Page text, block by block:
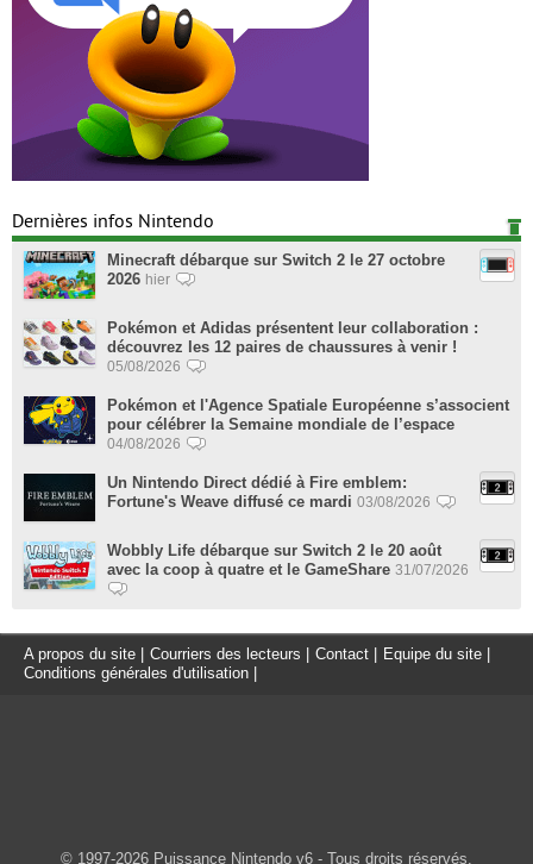
Dernières infos Nintendo
Minecraft débarque sur Switch 2 le 27 octobre
2026 hier
Pokémon et Adidas présentent leur collaboration :
découvrez les 12 paires de chaussures à venir !
05/08/2026
Pokémon et l'Agence Spatiale Européenne s’associent
pour célébrer la Semaine mondiale de l’espace
04/08/2026
Un Nintendo Direct dédié à Fire emblem:
Fortune's Weave diffusé ce mardi 03/08/2026
Wobbly Life débarque sur Switch 2 le 20 août
avec la coop à quatre et le GameShare 31/07/2026
A propos du site | Courriers des lecteurs | Contact | Equipe du site |
Conditions générales d'utilisation |
© 1997-2026 Puissance Nintendo v6 - Tous droits réservés.